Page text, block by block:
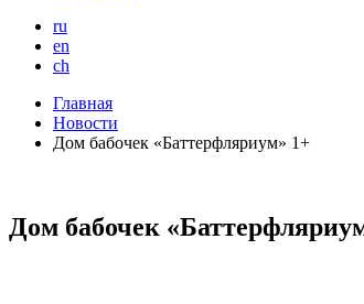
ru
en
ch
Главная
Новости
Дом бабочек «Баттерфляриум» 1+
Дом бабочек